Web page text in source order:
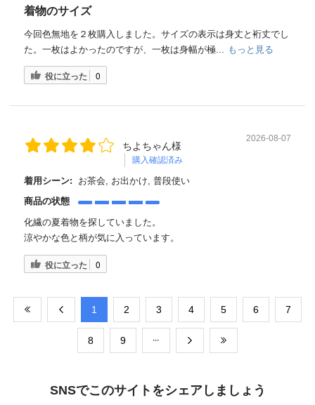
着物のサイズ
今回色無地を２枚購入しました。サイズの表示は身丈と裄丈でし
た。一枚はよかったのですが、一枚は身幅が極...
もっと見る
役に立った 0
ちよちゃん様
購入確認済み
2026-08-07
着用シーン:
お茶会, お出かけ, 普段使い
商品の状態
化繊の夏着物を探していました。
涼やかな色と柄が気に入っています。
役に立った 0
​1 ​2 ​3 ​4 ​5 ​6 ​7
​8 ​9
SNSでこのサイトをシェアしましょう